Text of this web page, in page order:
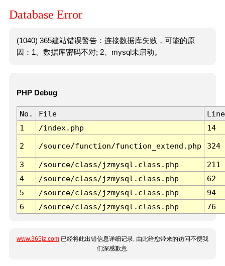
Database Error
(1040) 365建站错误警告：连接数据库失败，可能的原
因：1、数据库密码不对; 2、mysql未启动。
PHP Debug
No. File
Line
1
/index.php 14
2 /source/function/function_extend.php 324
3 /source/class/jzmysql.class.php
211
4
/source/class/jzmysql.class.php
62
5
/source/class/jzmysql.class.php
94
6
/source/class/jzmysql.class.php 76
www.365jz.com 已经将此出错信息详细记录, 由此给您带来的访问不便我
们深感歉意.